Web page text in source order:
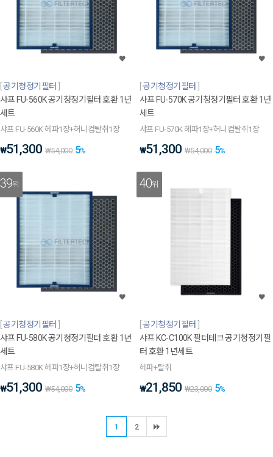
공기청정기필터
샤프 FU-560K 공기청정기필터 호환 1년
세트
샤프 FU-560K 헤파1장+허니컴탈취1장
₩51,300 ₩54,000 5%
공기청정기필터
샤프 FU-570K 공기청정기필터 호환 1년
세트
샤프 FU-570K 헤파1장+허니컴탈취1장
₩51,300 ₩54,000 5%
39위
공기청정기필터
샤프 FU-580K 공기청정기필터 호환 1년
세트
샤프 FU-580K 헤파1장+허니컴탈취1장
₩51,300 ₩54,000 5%
40위
공기청정기필터
샤프 KC-C100K 필터테크 공기청정기필
터 호환 1년세트
헤파+탈취
₩21,850 ₩23,000 5%
1 2